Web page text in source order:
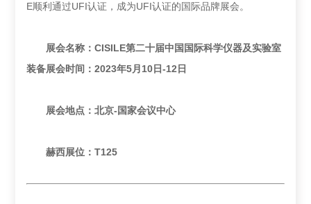
E顺利通过UFI认证，成为UFI认证的国际品牌展会。
展会名称：CISILE第二十届中国国际科学仪器及实验室
装备展会时间：2023年5月10日-12日
展会地点：北京-国家会议中心
赫西展位：T125